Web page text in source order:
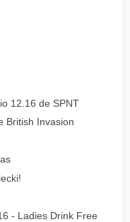
12.16 de SPNT
British Invasion
- Ladies Drink Free